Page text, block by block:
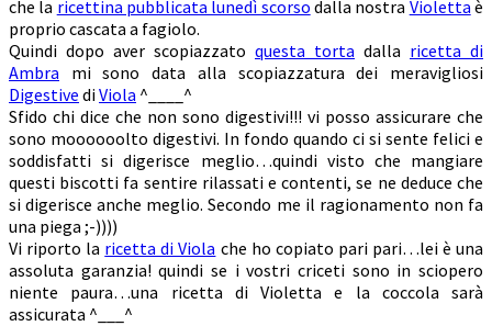
che la ricettina pubblicata lunedì scorso dalla nostra Violetta è
proprio cascata a fagiolo.
Quindi dopo aver scopiazzato questa torta dalla ricetta di
Ambra mi sono data alla scopiazzatura dei meravigliosi
Digestive diViola ^____^
Sfido chi dice che non sono digestivi!!! vi posso assicurare che
sono moooooolto digestivi. In fondo quando ci si sente felici e
soddisfatti si digerisce meglio…quindi visto che mangiare
questi biscotti fa sentire rilassati e contenti, se ne deduce che
si digerisce anche meglio. Secondo me il ragionamento non fa
una piega ;-))))
Vi riporto la ricetta di Viola che ho copiato pari pari…lei è una
assoluta garanzia! quindi se i vostri criceti sono in sciopero
niente paura…una ricetta di Violetta e la coccola sarà
assicurata ^___^